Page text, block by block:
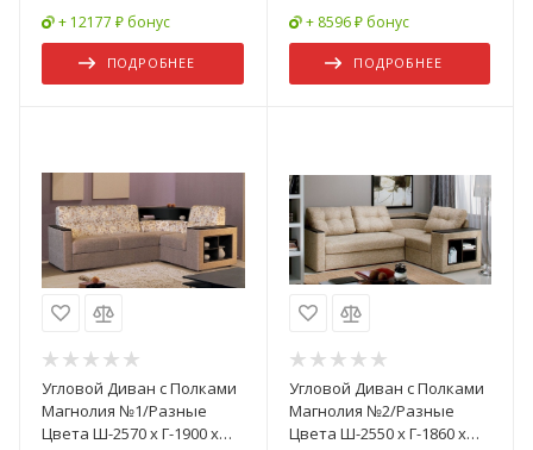
+ 12177 ₽ бонус
ПОДРОБНЕЕ
+ 8596 ₽ бонус
ПОДРОБНЕЕ
Угловой Диван с Полками
Магнолия №1/Разные
Цвета Ш-2570 х Г-1900 х
Угловой Диван с Полками
Магнолия №2/Разные
Цвета Ш-2550 х Г-1860 х